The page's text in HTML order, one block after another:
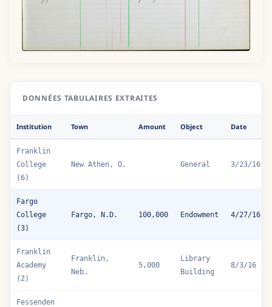
DONNÉES TABULAIRES EXTRAITES
Institution Town Amount Object Date
Franklin
College
(6)
New Athen, O. General 3/23/16
Fargo
College
(3)
Fargo, N.D. 100,000 Endowment 4/27/16
Franklin
Academy
(2)
Franklin,
Neb.
5,000
Library
Building
8/3/16
Fessenden